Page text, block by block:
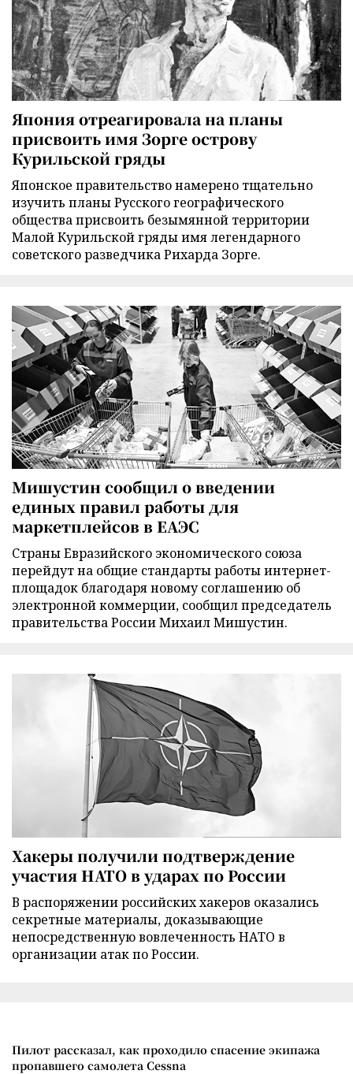
Япония отреагировала на планы
присвоить имя Зорге острову
Курильской гряды
Японское правительство намерено тщательно
изучить планы Русского географического
общества присвоить безымянной территории
Малой Курильской гряды имя легендарного
советского разведчика Рихарда Зорге.
Мишустин сообщил о введении
единых правил работы для
маркетплейсов в ЕАЭС
Страны Евразийского экономического союза
перейдут на общие стандарты работы интернет-
площадок благодаря новому соглашению об
электронной коммерции, сообщил председатель
правительства России Михаил Мишустин.
Хакеры получили подтверждение
участия НАТО в ударах по России
В распоряжении российских хакеров оказались
секретные материалы, доказывающие
непосредственную вовлеченность НАТО в
организации атак по России.
Пилот рассказал, как проходило спасение экипажа
пропавшего самолета Cessna